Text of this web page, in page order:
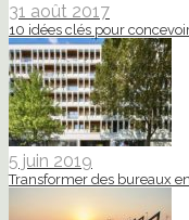
31 août 2017
10 idées clés pour
5 juin 2019
Transformer des bureaux